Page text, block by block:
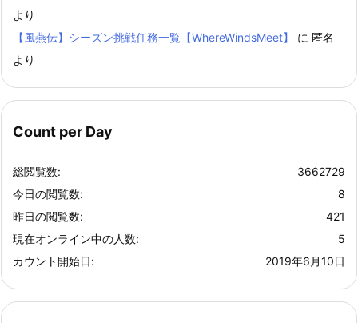
より
【風燕伝】シーズン挑戦任務一覧【WhereWindsMeet】
に 匿名
より
Count per Day
3662729
総閲覧数:
8
今日の閲覧数:
421
昨日の閲覧数:
5
現在オンライン中の人数:
2019年6月10日
カウント開始日: